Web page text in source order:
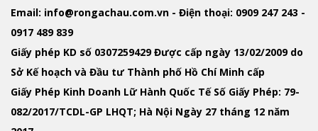
Email: info@rongachau.com.vn - Điện thoại: 0909 247 243 -
0917 489 839
Giấy phép KD số 0307259429 Được cấp ngày 13/02/2009 do
Sở Kế hoạch và Đầu tư Thành phố Hồ Chí Minh cấp
Giấy Phép Kinh Doanh Lữ Hành Quốc TếSố Giấy Phép: 79-
082/2017/TCDL-GP LHQT; Hà Nội Ngày 27 tháng 12 năm